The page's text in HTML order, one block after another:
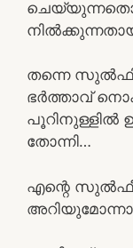
തന്നെ സുൽഫി
ഭർത്താവ്
പൂറിനുള്ളിൽ
തോന്നി…
എന്റെ സുൽഫീ
അറിയുമോന്നാ